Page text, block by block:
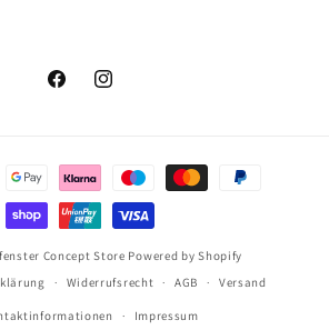
FacebookInstagram
Concept Store Powered by Shopify
Widerrufsrecht AGB Versand
Impressum